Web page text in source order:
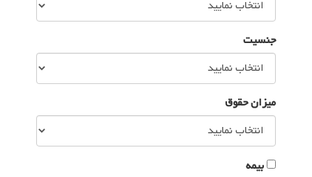
جنسیت
میزان حقوق
بیمه